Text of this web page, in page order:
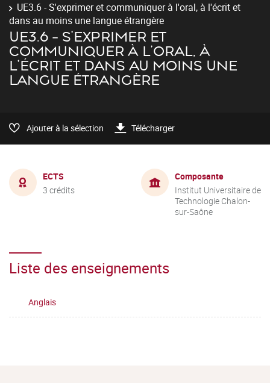
UE3.6 - S'exprimer et communiquer à l'oral, à l'écrit et
dans au moins une langue étrangère
UE3.6 - S'EXPRIMER ET
COMMUNIQUER À L'ORAL, À
L'ÉCRIT ET DANS AU MOINS UNE
LANGUE ÉTRANGÈRE
Ajouter à la sélection Télécharger
ECTS
3 crédits
Composante
Institut Universitaire de
Technologie Chalon-
sur-Saône
Liste des enseignements
Anglais